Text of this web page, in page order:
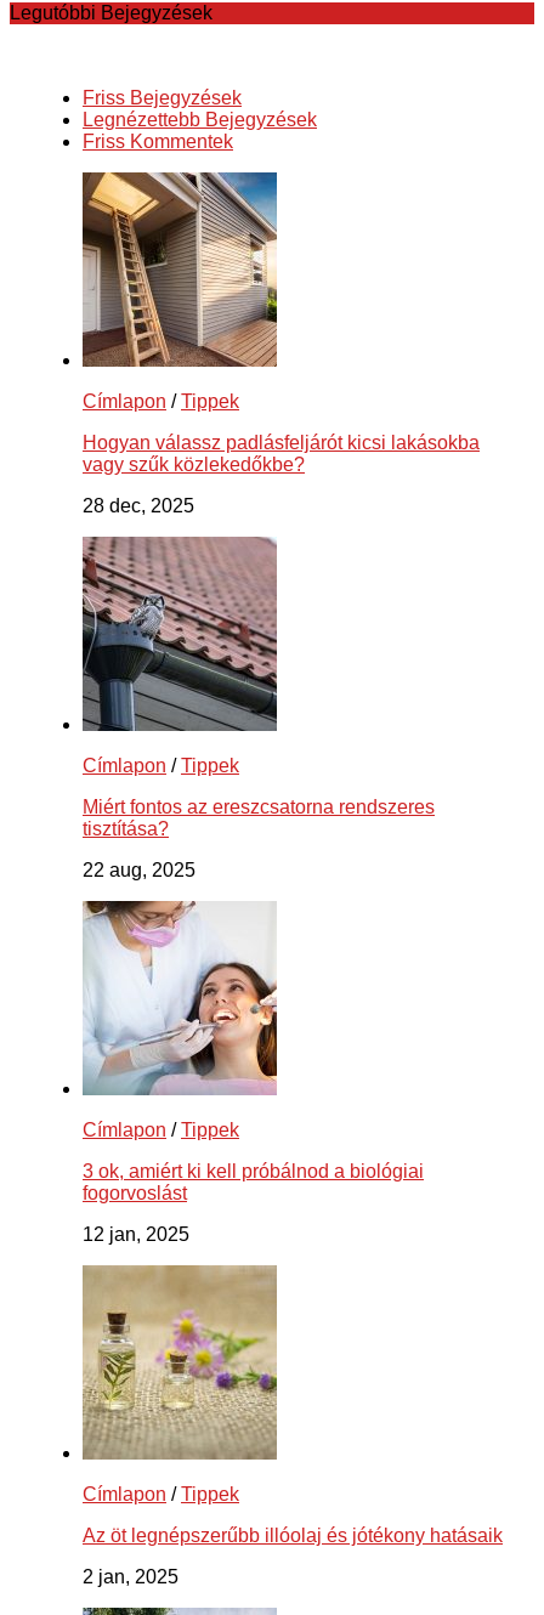
Legutóbbi Bejegyzések
Friss Bejegyzések
Legnézettebb Bejegyzések
Friss Kommentek
Címlapon /Tippek
Hogyan válassz padlásfeljárót kicsi lakásokba
vagy szűk közlekedőkbe?
28 dec, 2025
Címlapon /Tippek
Miért fontos az ereszcsatorna rendszeres
tisztítása?
22 aug, 2025
Címlapon /Tippek
3 ok, amiért ki kell próbálnod a biológiai
fogorvoslást
12 jan, 2025
Címlapon /Tippek
Az öt legnépszerűbb illóolaj és jótékony hatásaik
2 jan, 2025